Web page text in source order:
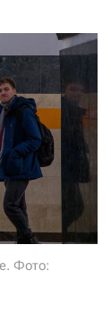
Фото:
РФ